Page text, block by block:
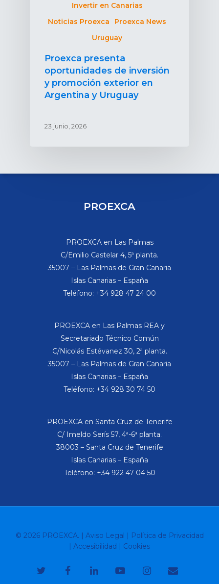
Invertir en Canarias
Noticias Proexca
Proexca News
Uruguay
Proexca presenta
oportunidades de inversión
y promoción exterior en
Argentina y Uruguay
23 junio, 2026
PROEXCA
PROEXCA en Las Palmas
C/Emilio Castelar 4, 5ª planta.
35007 – Las Palmas de Gran Canaria
Islas Canarias – España
Teléfono: +34 928 47 24 00
PROEXCA en Las Palmas REA y
Secretariado Técnico Común
C/Nicolás Estévanez 30, 2ª planta.
35007 – Las Palmas de Gran Canaria
Islas Canarias – España
Teléfono: +34 928 30 74 50
PROEXCA en Santa Cruz de Tenerife
C/ Imeldo Serís 57, 4ª-6ª planta.
38003 – Santa Cruz de Tenerife
Islas Canarias – España
Teléfono: +34 922 47 04 50
© 2026 PROEXCA. | Aviso Legal | Política de Privacidad
| Accesibilidad | Cookies